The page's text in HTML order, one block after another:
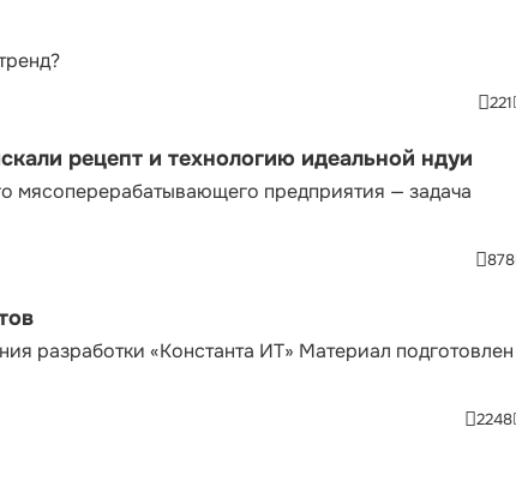
221
рецепт и технологию идеальной ндуи
мясоперерабатывающего предприятия — задача
878
разработки «Константа ИТ» Материал подготовлен
2248